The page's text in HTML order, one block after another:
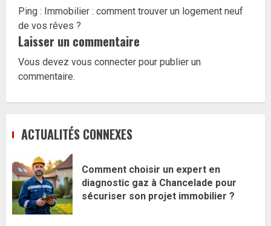
Ping : Immobilier : comment trouver un logement neuf
de vos rêves ?
Laisser un commentaire
Vous devez vous connecter pour publier un
commentaire.
ACTUALITÉS CONNEXES
Comment choisir un expert en
diagnostic gaz à Chancelade pour
sécuriser son projet immobilier ?